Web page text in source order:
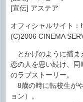
[宣伝] アステア
オフィシャルサイト
(C)2006 CINEMA
とかげのように捕ま
恋の人を思い続け、
のラブストーリー。
8歳の時に転校生が
ョン）。